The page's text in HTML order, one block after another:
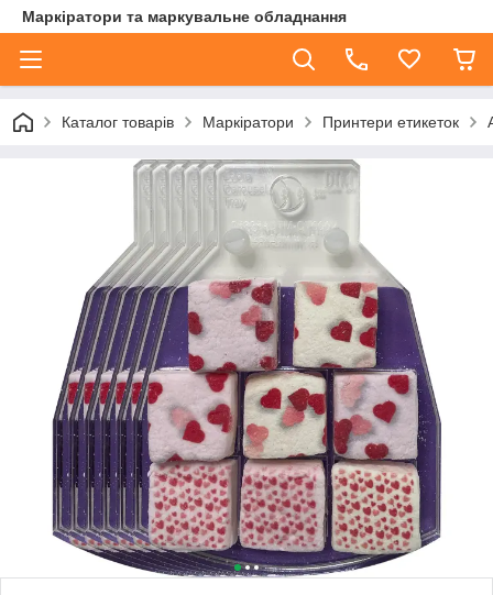
Маркіратори та маркувальне обладнання
Каталог товарів Маркіратори Принтери етикеток